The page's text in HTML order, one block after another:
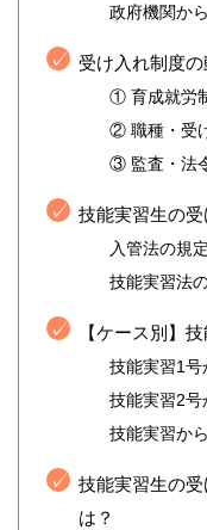
政府機関か
受け入れ制度の
① 育成就労
② 職種・受
③ 監査・法
技能実習生の
入管法の規
技能実習法
【ケース別】
技能実習1号
技能実習2号
技能実習か
技能実習生の
は？